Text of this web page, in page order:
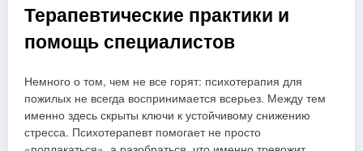
Терапевтические практики и
помощь специалистов
Немного о том, чем не все горят: психотерапия для
пожилых не всегда воспринимается всерьез. Между тем
именно здесь скрыты ключи к устойчивому снижению
стресса. Психотерапевт помогает не просто